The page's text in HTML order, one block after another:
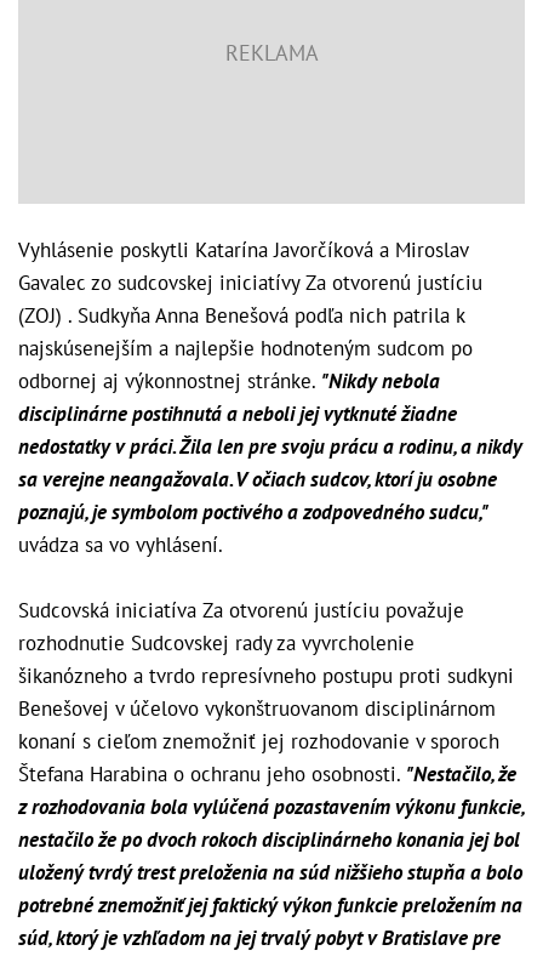
Vyhlásenie poskytli Katarína Javorčíková a Miroslav
Gavalec zo sudcovskej iniciatívy Za otvorenú justíciu
(ZOJ) . Sudkyňa Anna Benešová podľa nich patrila k
najskúsenejším a najlepšie hodnoteným sudcom po
odbornej aj výkonnostnej stránke. "Nikdy nebola
disciplinárne postihnutá a neboli jej vytknuté žiadne
nedostatky v práci. Žila len pre svoju prácu a rodinu, a nikdy
sa verejne neangažovala. V očiach sudcov, ktorí ju osobne
poznajú, je symbolom poctivého a zodpovedného sudcu,"
uvádza sa vo vyhlásení.
Sudcovská iniciatíva Za otvorenú justíciu považuje
rozhodnutie Sudcovskej rady za vyvrcholenie
šikanózneho a tvrdo represívneho postupu proti sudkyni
Benešovej v účelovo vykonštruovanom disciplinárnom
konaní s cieľom znemožniť jej rozhodovanie v sporoch
Štefana Harabina o ochranu jeho osobnosti. "Nestačilo, že
z rozhodovania bola vylúčená pozastavením výkonu funkcie,
nestačilo že po dvoch rokoch disciplinárneho konania jej bol
uložený tvrdý trest preloženia na súd nižšieho stupňa a bolo
potrebné znemožniť jej faktický výkon funkcie preložením na
súd, ktorý je vzhľadom na jej trvalý pobyt v Bratislave pre